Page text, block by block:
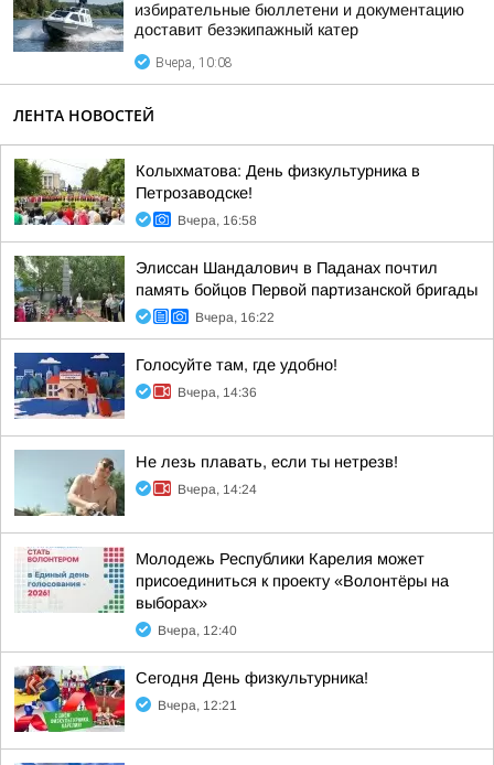
избирательные бюллетени и документацию
доставит безэкипажный катер
Вчера, 10:08
ЛЕНТА НОВОСТЕЙ
Колыхматова: День физкультурника в
Петрозаводске!
Вчера, 16:58
Элиссан Шандалович в Паданах почтил
память бойцов Первой партизанской бригады
Вчера, 16:22
Голосуйте там, где удобно!
Вчера, 14:36
Не лезь плавать, если ты нетрезв!
Вчера, 14:24
Молодежь Республики Карелия может
присоединиться к проекту «Волонтёры на
выборах»
Вчера, 12:40
Сегодня День физкультурника!
Вчера, 12:21